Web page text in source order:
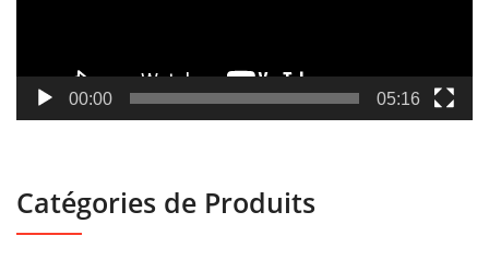
00:00 05:16
Catégories de Produits